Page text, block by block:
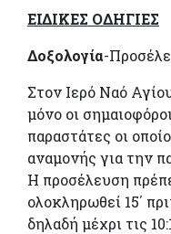
ΕΙΔΙΚΕΣ ΟΔΗΓΙΕΣ
Δοξολογία-
Στον Ιερό Ναό
μόνο οι
παραστάτες οι
αναμονής για την
Η προσέλευση
ολοκληρωθεί 15΄
δηλαδή μέχρι τις